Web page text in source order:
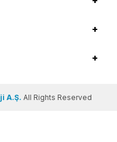
+
+
A.Ş. All Rights Reserved